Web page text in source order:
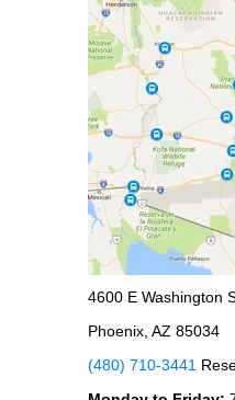
4600 E Washington
Phoenix, AZ 85034
(480) 710-3441